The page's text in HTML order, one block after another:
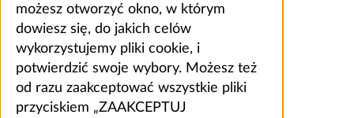
możesz otworzyć okno, w którym
dowiesz się, do jakich celów
wykorzystujemy pliki cookie, i
potwierdzić swoje wybory. Możesz też
od razu zaakceptować wszystkie pliki
przyciskiem „ZAAKCEPTUJ